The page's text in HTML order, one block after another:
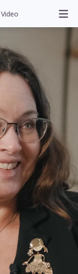
Video